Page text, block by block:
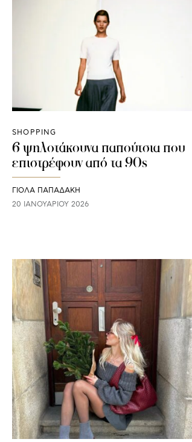
SHOPPING
6 ψηλοτάκουνα παπούτσια που
επιστρέφουν από τα 90s
ΓΙΌΛΑ ΠΑΠΑΔΆΚΗ
20 ΙΑΝΟΥΑΡΊΟΥ 2026